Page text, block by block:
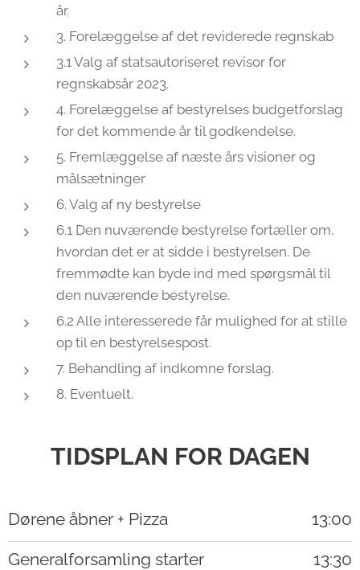
år.
3. Forelæggelse af det reviderede regnskab
3.1 Valg af statsautoriseret revisor for
regnskabsår 2023.
4. Forelæggelse af bestyrelses budgetforslag
for det kommende år til godkendelse.
5. Fremlæggelse af næste års visioner og
målsætninger
6. Valg af ny bestyrelse
6.1 Den nuværende bestyrelse fortæller om,
hvordan det er at sidde i bestyrelsen. De
fremmødte kan byde ind med spørgsmål til
den nuværende bestyrelse.
6.2 Alle interesserede får mulighed for at stille
op til en bestyrelsespost.
7. Behandling af indkomne forslag.
8. Eventuelt.
TIDSPLAN FOR DAGEN
Dørene åbner + Pizza
13:00
Generalforsamling starter
13:30